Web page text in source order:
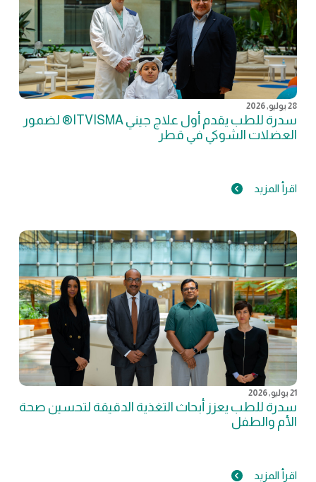
28 يوليو, 2026
سدرة للطب يقدم أول علاج جيني ITVISMA® لضمور
العضلات الشوكي في قطر
اقرأ المزيد
21 يوليو, 2026
سدرة للطب يعزز أبحاث التغذية الدقيقة لتحسين صحة
الأم والطفل
اقرأ المزيد